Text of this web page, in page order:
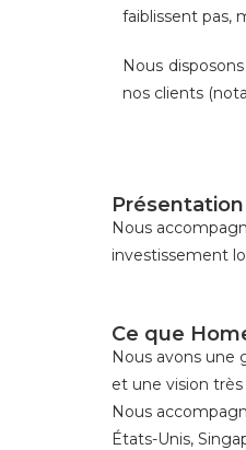
faiblissent pas,
Nous
nos clients
Nous
investissement
Ce que
Nous avons une
et une vision
Nous
États-Unis,